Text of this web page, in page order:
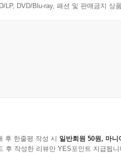
LP, DVD/Blu-ray, 패션 및 판매금지 상
후 한줄평 작성 시 일반회원 50원, 마니
후 작성한 리뷰만 YES포인트 지급됩니